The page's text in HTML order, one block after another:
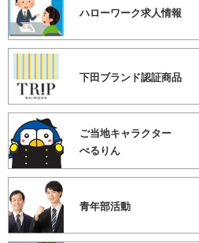
ハローワーク求人情報
下田ブランド認証商品
ご当地キャラクター
ぺるりん
青年部活動